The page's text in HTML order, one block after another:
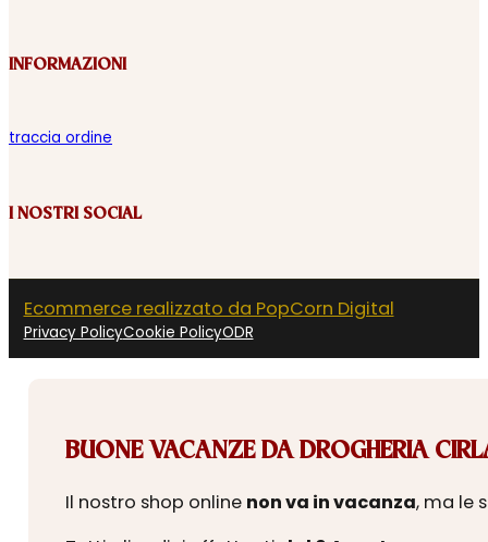
INFORMAZIONI
traccia ordine
I NOSTRI SOCIAL
Ecommerce realizzato da PopCorn Digital
Privacy PolicyCookie PolicyODR
BUONE VACANZE DA DROGHERIA
Il nostro shop online non va in vacanza, ma le